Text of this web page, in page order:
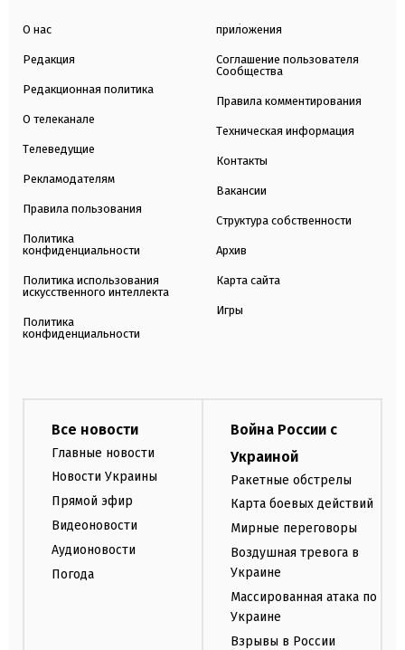
О нас
Редакция
Редакционная политика
О телеканале
Телеведущие
Рекламодателям
Правила пользования
Политика
конфиденциальности
Политика использования
искусственного интеллекта
Политика
конфиденциальности
приложения
Соглашение пользователя
Сообщества
Правила комментирования
Техническая информация
Контакты
Вакансии
Структура собственности
Архив
Карта сайта
Игры
Все новости
Главные новости
Новости Украины
Прямой эфир
Видеоновости
Аудионовости
Погода
Война России с
Украиной
Ракетные обстрелы
Карта боевых действий
Мирные переговоры
Воздушная тревога в
Украине
Массированная атака по
Украине
Взрывы в России